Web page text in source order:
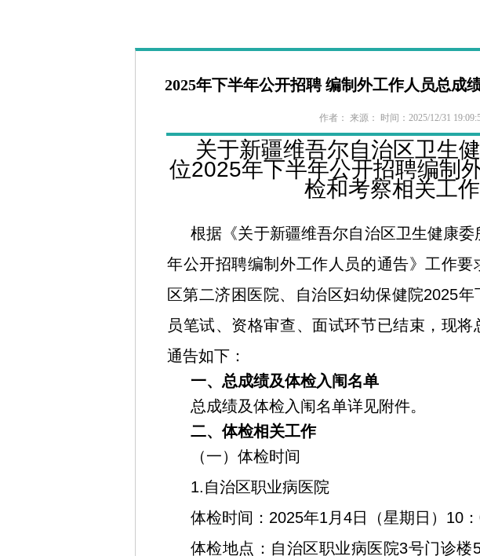
2025年下半年公开招聘 编制外工作人员总成
作者： 来源： 时间：2025/12/31
关于新疆维吾尔自治区卫生
位2025年下半年公开招聘编制
检和考察相关工
根据《关于新疆维吾尔自治区卫生健康
年公开招聘编制外工作人员的通告》工作
区第二济困医院、自治区妇幼保健院2025
员笔试、资格审查、面试环节已结束，现
通告如下：
一、总成绩及体检入闱名单
总成绩及体检入闱名单详见附件。
二、体检相关工作
（一）体检时间
1.自治区职业病医院
体检时间：2025年1月4日（星期日）10
体检地点：自治区职业病医院3号门诊